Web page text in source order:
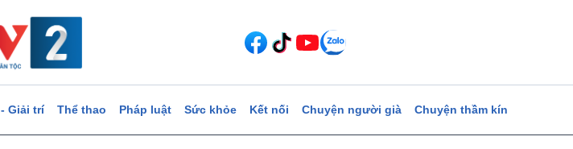
Giải trí Thể thao Pháp luật Sức khỏe Kết nối Chuyện người già Chuyện thầm kín